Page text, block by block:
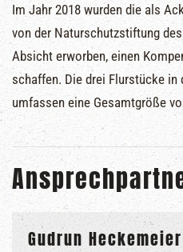
Im Jahr 2018 wurden die als
von der Naturschutzstiftung
Absicht erworben, einen
schaffen. Die drei Flurstücke
umfassen eine Gesamtgröße
Gudrun Heckemeier